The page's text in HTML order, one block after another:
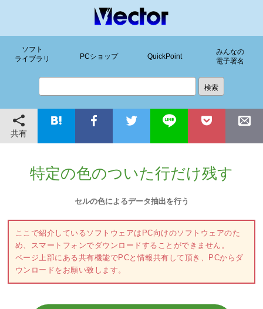
ソフト
ライブラリ
PCショップ QuickPoint
みんなの
電子署名
共有
特定の色のついた行だけ残す
セルの色によるデータ抽出を行う
ここで紹介しているソフトウェアはPC向けのソフトウェアのた
め、スマートフォンでダウンロードすることができません。
ページ上部にある共有機能でPCと情報共有して頂き、PCからダ
ウンロードをお願い致します。